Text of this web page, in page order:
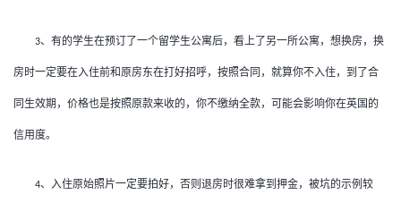
3、有的学生在预订了一个留学生公寓后，看上了另一所公寓，想换房，换
房时一定要在入住前和原房东在打好招呼，按照合同，就算你不入住，到了合
同生效期，价格也是按照原款来收的，你不缴纳全款，可能会影响你在英国的
信用度。
4、入住原始照片一定要拍好，否则退房时很难拿到押金，被坑的示例较